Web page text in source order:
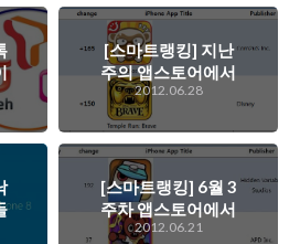
[스마트랭킹] 지난
주의 앱스토어에서
인기가 있었던 앱은
무엇?
2012.06.28
[스마트랭킹] 6월 3
주차 앱스토어에서
가장 인기있는 앱
2012.06.21